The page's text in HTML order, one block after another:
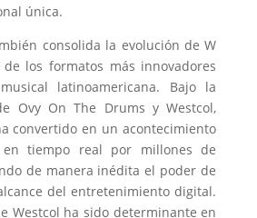
única.
consolida la evolución de W
los formatos más innovadores
latinoamericana. Bajo la
Ovy On The Drums y Westcol,
convertido en un acontecimiento
tiempo real por millones de
de manera inédita el poder de
del entretenimiento digital.
Westcol ha sido determinante en